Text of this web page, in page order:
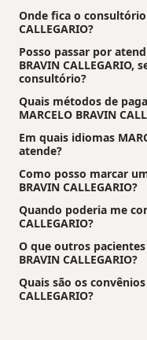
Onde fica o consultório
CALLEGARIO?
Posso passar por
BRAVIN CALLEGARIO,
consultório?
Quais métodos de
MARCELO BRAVIN
Em quais idiomas
atende?
Como posso marcar
BRAVIN CALLEGARIO?
Quando poderia me
CALLEGARIO?
O que outros
BRAVIN CALLEGARIO?
Quais são os
CALLEGARIO?